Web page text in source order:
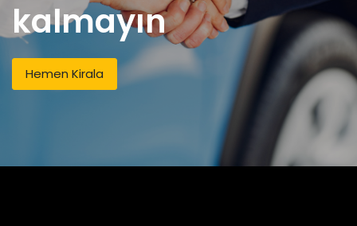
kalmayın
Hemen Kirala